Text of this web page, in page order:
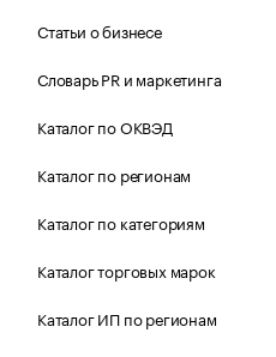
Статьи о бизнесе
Словарь PR и маркетинга
Каталог по ОКВЭД
Каталог по регионам
Каталог по категориям
Каталог торговых марок
Каталог ИП по регионам